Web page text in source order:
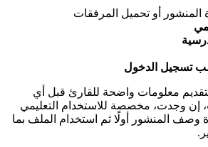
أو تحميل المرفقات
تسجيل الدخول
معلومات واضحة للقارئ قبل أي
إن وجدت، مخصصة للاستخدام التعليمي
وصف المنشور أولًا ثم استخدام الملف بما